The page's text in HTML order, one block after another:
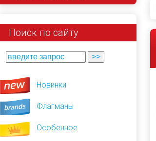
Поиск по сайту
Новинки
Флагманы
Особенное